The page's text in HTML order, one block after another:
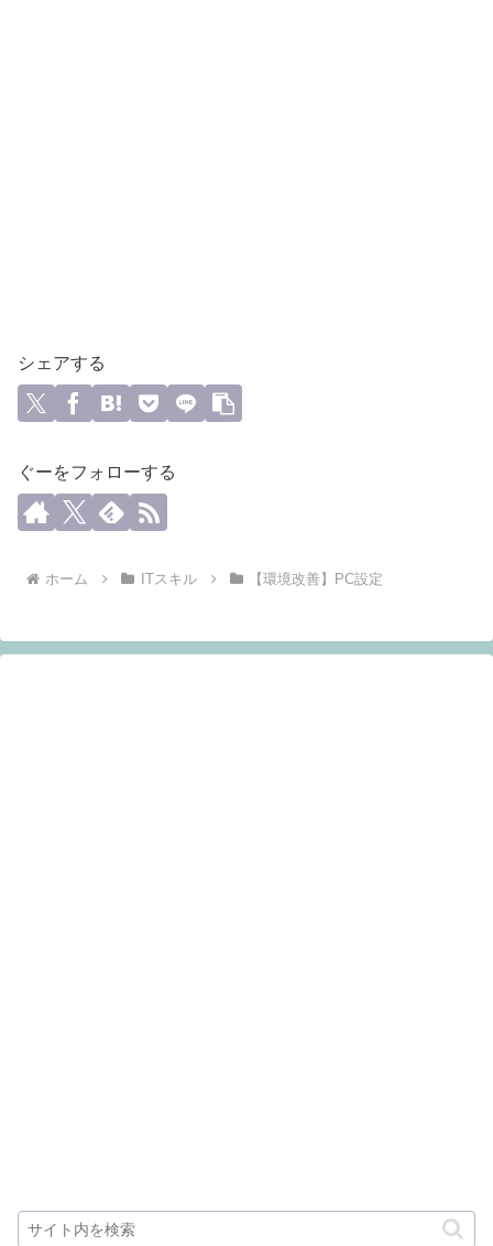
シェアする
ぐーをフォローする
ホーム ITスキル 【環境改善】PC設定